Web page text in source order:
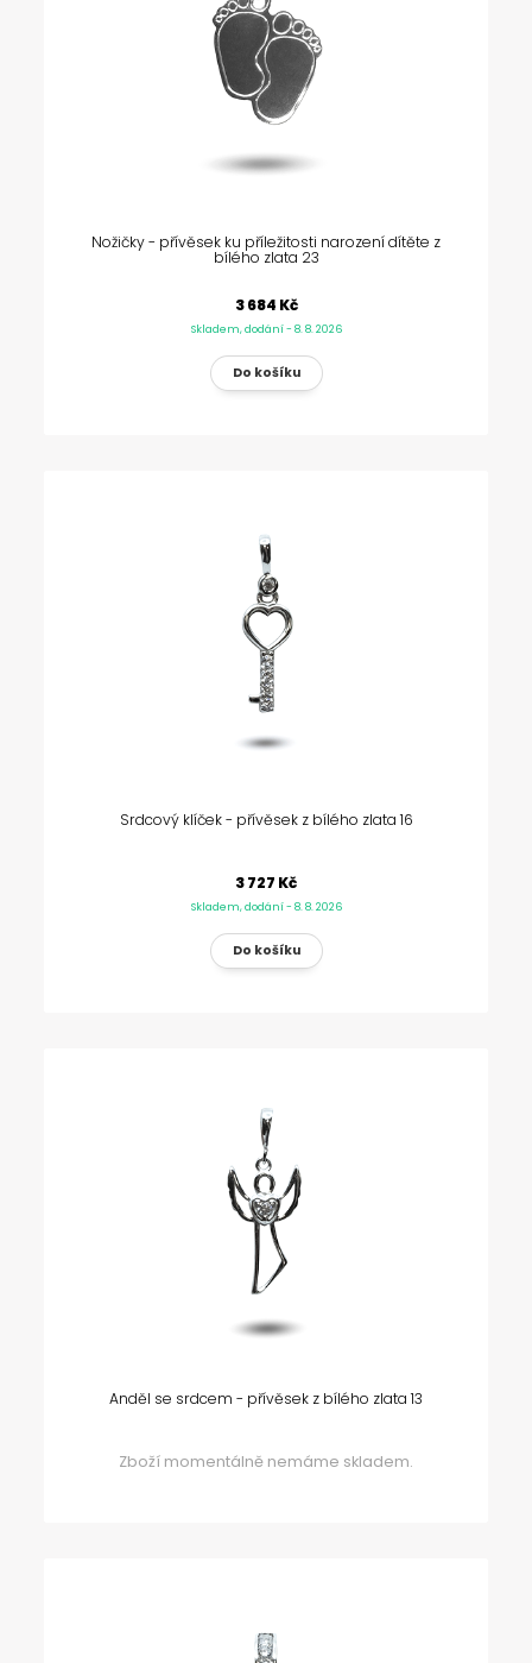
Nožičky - přívěsek ku příležitosti narození dítěte z
bílého zlata 23
3 684 Kč
Skladem, dodání - 8. 8. 2026
Srdcový klíček - přívěsek z bílého zlata 16
3 727 Kč
Skladem, dodání - 8. 8. 2026
Anděl se srdcem - přívěsek z bílého zlata 13
Zboží momentálně nemáme skladem.